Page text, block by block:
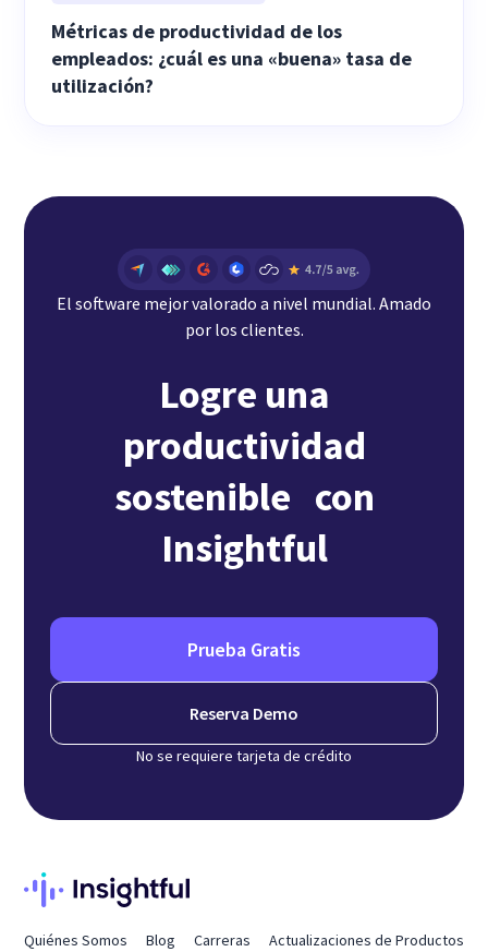
Métricas de productividad de los
empleados: ¿cuál es una «buena» tasa de
utilización?
El software mejor valorado a nivel mundial. Amado
por los clientes.
Logre una
productividad
sostenible con
Insightful
Prueba Gratis
Reserva Demo
No se requiere tarjeta de crédito
Quiénes Somos Blog Carreras Actualizaciones de Productos